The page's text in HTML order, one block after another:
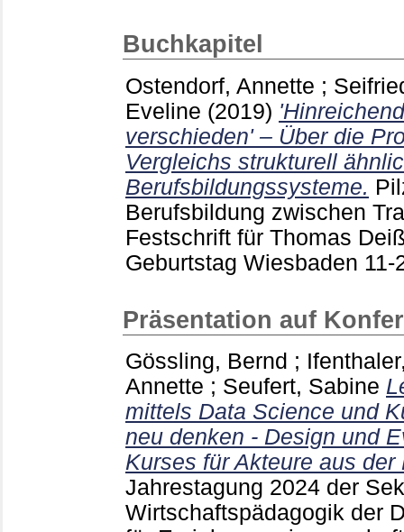
Buchkapitel
Ostendorf, Annette ;
Eveline (2019)
verschieden' – Über die
Vergleichs strukturell
Berufsbildungssysteme.
Berufsbildung zwischen
Festschrift für Thomas
Geburtstag Wiesbaden
Präsentation auf
Gössling, Bernd ;
Annette ; Seufert, Sabine
mittels Data Science und
neu denken - Design und
Kurses für Akteure aus der
Jahrestagung 2024 der
Wirtschaftspädagogik der